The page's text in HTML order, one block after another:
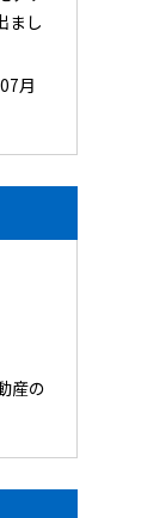
まし
月
産の